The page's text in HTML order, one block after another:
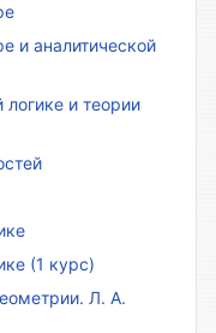
и аналитической
и теории
(1 курс)
Л. А.